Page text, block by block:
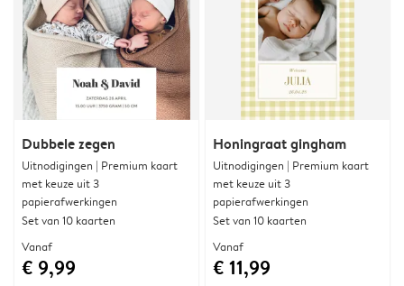
Dubbele zegen
Uitnodigingen | Premium kaart
met keuze uit 3
papierafwerkingen
Set van 10 kaarten
Vanaf
€ 9,99
Honingraat gingham
Uitnodigingen | Premium kaart
met keuze uit 3
papierafwerkingen
Set van 10 kaarten
Vanaf
€ 11,99